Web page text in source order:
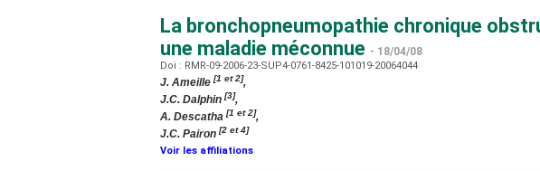
La bronchopneumopathie chronique
une maladie méconnue - 18/04/08
Doi : RMR-09-2006-23-SUP4-0761-8425-101019-20064044
J. Ameille [1 et 2],
J.C. Dalphin [3],
A. Descatha [1 et 2],
J.C. Pairon [2 et 4]
Voir les affiliations